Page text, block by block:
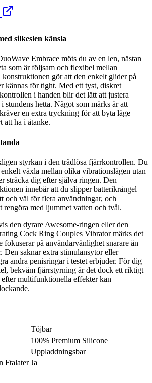
silkeslen känsla
Embrace möts du av en len, nästan
som är följsam och flexibel mellan
gör att den enkelt glider på
kännas för tight. Med ett tyst, diskret
i handen blir det lätt att justera
stundens hetta. Något som märks är att
en extra tryckning för att byta läge –
att ha i åtanke.
styrkan i den trådlösa fjärrkontrollen. Du
växla mellan olika vibrationslägen utan
sträcka dig efter själva ringen. Den
innebär att du slipper batterikrångel –
och väl för flera användningar, och
rengöra med ljummet vatten och tvål.
den dyrare Awesome-ringen eller den
Cock Ring Couples Vibrator märks det
fokuserar på användarvänlighet snarare än
Den saknar extra stimulansytor eller
andra penisringar i testet erbjuder. För dig
bekväm fjärrstyrning är det dock ett riktigt
multifunktionella effekter kan
Töjbar
100% Premium Silicone
Uppladdningsbar
Ftalater Ja